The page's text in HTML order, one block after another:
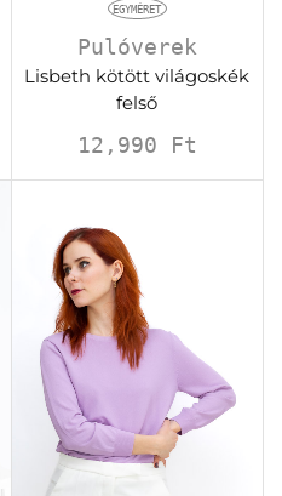
EGYMÉRET
Pulóverek
Lisbeth kötött világoskék
felső
12,990 Ft